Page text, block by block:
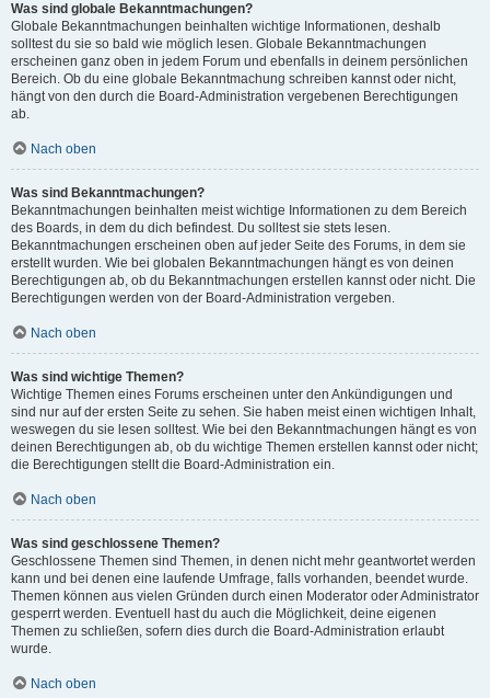
Was sind globale Bekanntmachungen?
Globale Bekanntmachungen beinhalten wichtige Informationen, deshalb
solltest du sie so bald wie möglich lesen. Globale Bekanntmachungen
erscheinen ganz oben in jedem Forum und ebenfalls in deinem persönlichen
Bereich. Ob du eine globale Bekanntmachung schreiben kannst oder nicht,
hängt von den durch die Board-Administration vergebenen Berechtigungen
ab.
Nach oben
Was sind Bekanntmachungen?
Bekanntmachungen beinhalten meist wichtige Informationen zu dem Bereich
des Boards, in dem du dich befindest. Du solltest sie stets lesen.
Bekanntmachungen erscheinen oben auf jeder Seite des Forums, in dem sie
erstellt wurden. Wie bei globalen Bekanntmachungen hängt es von deinen
Berechtigungen ab, ob du Bekanntmachungen erstellen kannst oder nicht. Die
Berechtigungen werden von der Board-Administration vergeben.
Nach oben
Was sind wichtige Themen?
Wichtige Themen eines Forums erscheinen unter den Ankündigungen und
sind nur auf der ersten Seite zu sehen. Sie haben meist einen wichtigen Inhalt,
weswegen du sie lesen solltest. Wie bei den Bekanntmachungen hängt es von
deinen Berechtigungen ab, ob du wichtige Themen erstellen kannst oder nicht;
die Berechtigungen stellt die Board-Administration ein.
Nach oben
Was sind geschlossene Themen?
Geschlossene Themen sind Themen, in denen nicht mehr geantwortet werden
kann und bei denen eine laufende Umfrage, falls vorhanden, beendet wurde.
Themen können aus vielen Gründen durch einen Moderator oder Administrator
gesperrt werden. Eventuell hast du auch die Möglichkeit, deine eigenen
Themen zu schließen, sofern dies durch die Board-Administration erlaubt
wurde.
Nach oben